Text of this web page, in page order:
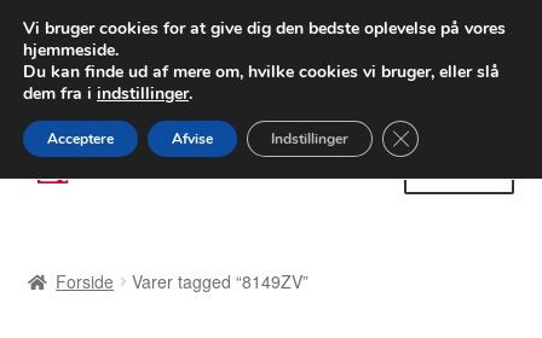
LEVERING fra 55 kr.
FEDEX verdensomspændende forsendelse
80 82 72 02
Spring
til
Spring
til
Betalinger
Forside Varer tagged “8149ZV”
Vi bruger cookies for at give dig den bedste oplevelse på vores
hjemmeside.
Du kan finde ud af mere om, hvilke cookies vi bruger, eller slå
dem fra i indstillinger.
Acceptere Afvise Indstillinger Close GDPR